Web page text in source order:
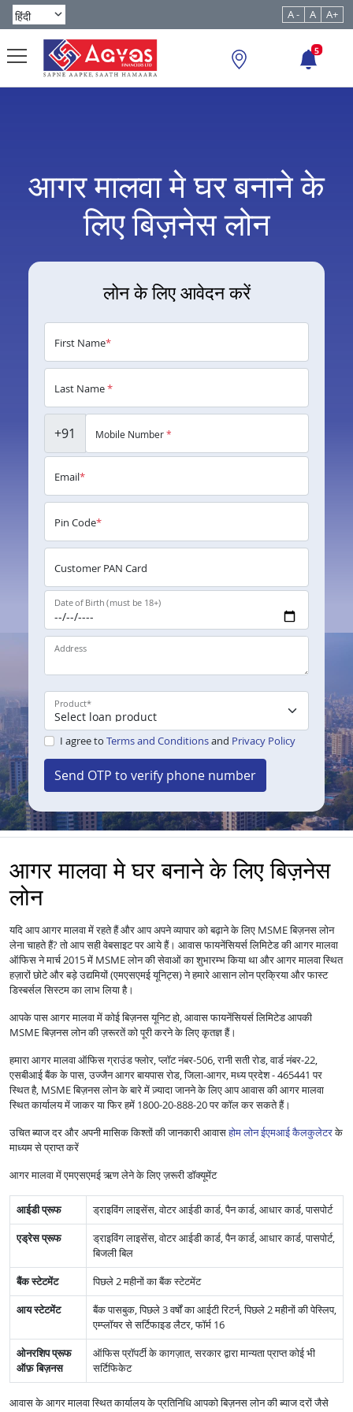
A - A A+
5
आगर मालवा मे घर बनाने के
लिए बिज़नेस लोन
लोन के लिए आवेदन करें
First Name*
Last Name*
+91 Mobile Number*
Email*
Pin Code*
Customer PAN Card
Date of Birth (must be 18+)
Address
Product*
I agree to Terms and Conditionsand Privacy Policy
Send OTP to verify phone number
आगर मालवा मे घर बनाने के लिए बिज़नेस
लोन
यदि आप आगर मालवा में रहते हैं और आप अपने व्यापार को बढ़ाने के लिए MSME बिज़नस लोन
लेना चाहते हैं? तो आप सही वेबसाइट पर आये हैं। आवास फायनेंसियर्स लिमिटेड की आगर मालवा
ऑफिस ने मार्च 2015 में MSME लोन की सेवाओं का शुभारम्भ किया था और आगर मालवा स्थित
हज़ारों छोटे और बड़े उद्यमियों (एमएसएमई यूनिट्स) ने हमारे आसान लोन प्रक्रिया और फास्ट
डिस्बर्सल सिस्टम का लाभ लिया है।
आपके पास आगर मालवा में कोई बिज़नस यूनिट हो, आवास फायनेंसियर्स लिमिटेड आपकी
MSME बिज़नस लोन की ज़रूरतें को पूरी करने के लिए कृतज्ञ हैं।
हमारा आगर मालवा ऑफिस ग्राउंड फ्लोर, प्लॉट नंबर-506, रानी सती रोड, वार्ड नंबर-22,
एसबीआई बैंक के पास, उज्जैन आगर बायपास रोड, जिला-आगर, मध्य प्रदेश - 465441 पर
स्थित है, MSME बिज़नस लोन के बारे में ज़्यादा जानने के लिए आप आवास की आगर मालवा
स्थित कार्यालय में जाकर या फिर हमें 1800-20-888-20 पर कॉल कर सकते हैं।
उचित ब्याज दर और अपनी मासिक किश्तों की जानकारी आवासहोम लोन ईएमआई कैलकुलेटरके
माध्यम से प्राप्त करें
आगर मालवा में एमएसएमई ऋण लेने के लिए ज़रूरी डॉक्यूमेंट
आईडी प्रूफ
ड्राइविंग लाइसेंस, वोटर आईडी कार्ड, पैन कार्ड, आधार कार्ड, पासपोर्ट
एड्रेस प्रूफ
ड्राइविंग लाइसेंस, वोटर आईडी कार्ड, पैन कार्ड, आधार कार्ड, पासपोर्ट,
बिजली बिल
बैंक स्टेटमेंट
पिछले 2 महीनों का बैंक स्टेटमेंट
आय स्टेटमेंट
बैंक पासबुक, पिछले 3 वर्षों का आईटी रिटर्न, पिछले 2 महीनों की पेस्लिप,
एम्प्लॉयर से सर्टिफाइड लैटर, फॉर्म 16
ओनरशिप प्रूफ
ऑफ़ बिज़नस
ऑफिस प्रॉपर्टी के कागज़ात, सरकार द्वारा मान्यता प्राप्त कोई भी
सर्टिफिकेट
आवास के आगर मालवा स्थित कार्यालय के प्रतिनिधि आपको बिज़नस लोन की ब्याज दरों जैसे